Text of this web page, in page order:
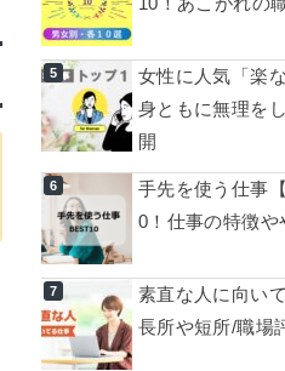
10！あこがれの
女性に人気「楽
身ともに無理を
開
手先を使う仕事
0！仕事の特徴や
素直な人に向い
長所や短所/職場